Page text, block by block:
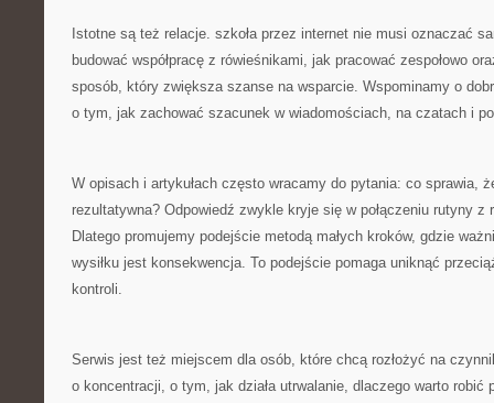
Istotne są też relacje. szkoła przez internet nie musi oznaczać
budować współpracę z rówieśnikami, jak pracować zespołowo
sposób, który zwiększa szanse na wsparcie. Wspominamy o
o tym, jak zachować szacunek w wiadomościach, na czatach i
W opisach i artykułach często wracamy do pytania: co sprawia,
rezultatywna? Odpowiedź zwykle kryje się w połączeniu rutyny
Dlatego promujemy podejście metodą małych kroków, gdzie
wysiłku jest konsekwencja. To podejście pomaga uniknąć
kontroli.
Serwis jest też miejscem dla osób, które chcą rozłożyć na
o koncentracji, o tym, jak działa utrwalanie, dlaczego warto robić